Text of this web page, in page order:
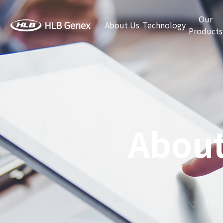
About Us Technology
Our
Products